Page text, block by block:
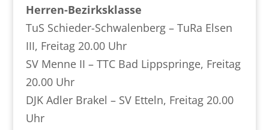
Herren-Bezirksklasse
TuS Schieder-Schwalenberg – TuRa Elsen
III, Freitag 20.00 Uhr
SV Menne II – TTC Bad Lippspringe, Freitag
20.00 Uhr
DJK Adler Brakel – SV Etteln, Freitag 20.00
Uhr